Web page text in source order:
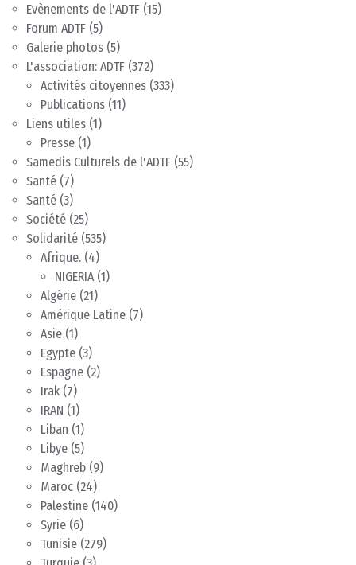
Evènements de l'ADTF (15)
Forum ADTF (5)
Galerie photos (5)
L'association: ADTF (372)
Activités citoyennes (333)
Publications (11)
Liens utiles (1)
Presse (1)
Samedis Culturels de l'ADTF (55)
Santé (7)
Santé (3)
Société (25)
Solidarité (535)
Afrique. (4)
NIGERIA (1)
Algérie (21)
Amérique Latine (7)
Asie (1)
Egypte (3)
Espagne (2)
Irak (7)
IRAN (1)
Liban (1)
Libye (5)
Maghreb (9)
Maroc (24)
Palestine (140)
Syrie (6)
Tunisie (279)